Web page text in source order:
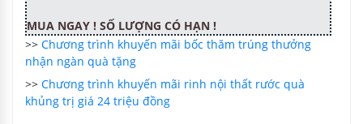
MUA NGAY ! SỐ LƯỢNG CÓ HẠN !
>> Chương trình khuyến mãi bốc thăm trúng thưởng
nhận ngàn quà tặng
>> Chương trình khuyến mãi rinh nội thất rước quà
khủng trị giá 24 triệu đồng